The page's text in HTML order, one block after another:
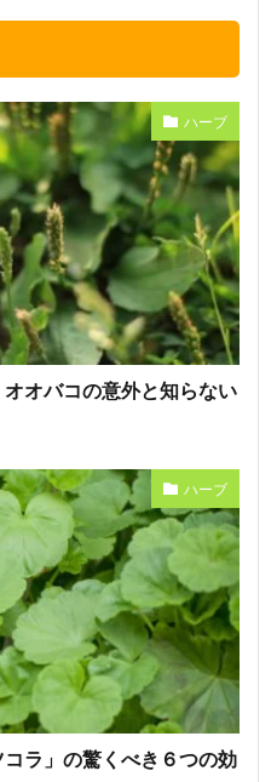
ハーブ
オバコの意外と知らない
ハーブ
ラ」の驚くべき６つの効